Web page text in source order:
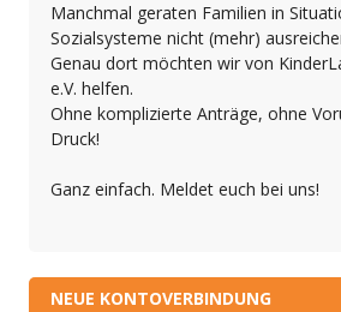
Manchmal geraten Familien in
Sozialsysteme nicht (mehr)
Genau dort möchten wir von
e.V. helfen.
Ohne komplizierte Anträge, ohne
Druck!
Ganz einfach. Meldet euch bei uns!
NEUE KONTOVERBINDUNG